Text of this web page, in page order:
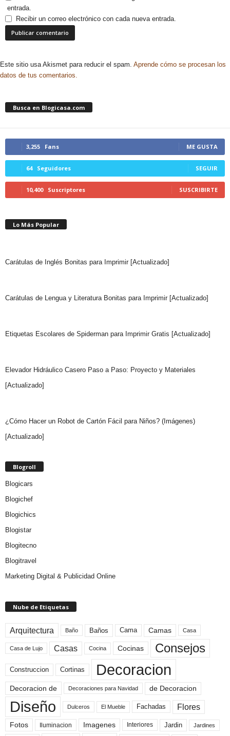
entrada.
Recibir un correo electrónico con cada nueva entrada.
Este sitio usa Akismet para reducir el spam. Aprende cómo se procesan los
datos de tus comentarios.
Busca en Blogicasa.com
3,255 Fans ME GUSTA
64 Seguidores SEGUIR
10,400 Suscriptores SUSCRIBIRTE
Lo Más Popular
Carátulas de Inglés Bonitas para Imprimir [Actualizado]
Carátulas de Lengua y Literatura Bonitas para Imprimir [Actualizado]
Etiquetas Escolares de Spiderman para Imprimir Gratis [Actualizado]
Elevador Hidráulico Casero Paso a Paso: Proyecto y Materiales
[Actualizado]
¿Cómo Hacer un Robot de Cartón Fácil para Niños? (Imágenes)
[Actualizado]
Blogroll
Blogicars
Blogichef
Blogichics
Blogistar
Blogitecno
Blogitravel
Marketing Digital & Publicidad Online
Nube de Etiquetas
Arquitectura Baño Baños Cama Camas Casa
Casa de Lujo Casas Cocina Cocinas Consejos
Construccion Cortinas Decoracion
Decoracion de Decoraciones para Navidad de Decoracion
Diseño Dulceros El Mueble Fachadas Flores
Fotos Iluminacion Imagenes Interiores Jardin Jardines